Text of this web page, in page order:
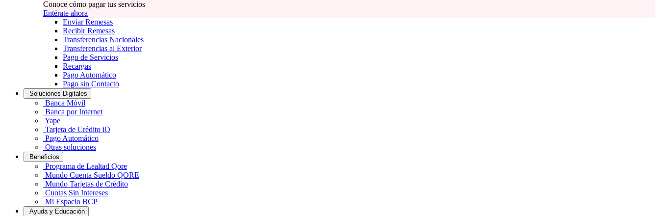
Conoce cómo pagar tus servicios
Entérate ahora
Enviar Remesas
Recibir Remesas
Transferencias Nacionales
Transferencias al Exterior
Pago de Servicios
Recargas
Pago Automático
Pago sin Contacto
Soluciones Digitales
Banca Móvil
Banca por Internet
Yape
Tarjeta de Crédito iO
Pago Automático
Otras soluciones
Beneficios
Programa de Lealtad Qore
Mundo Cuenta Sueldo QORE
Mundo Tarjetas de Crédito
Cuotas Sin Intereses
Mi Espacio BCP
Ayuda y Educación